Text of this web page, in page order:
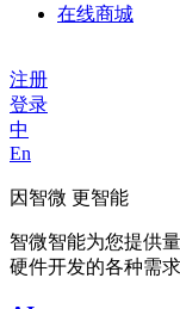
在线商城
注册
登录
中
En
因智微 更智能
智微智能为您提供
硬件开发的各种需